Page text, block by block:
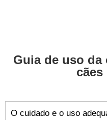
Guia de uso
O cuidado e o uso